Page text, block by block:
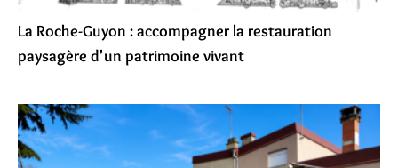
La Roche-Guyon : accompagner la restauration
paysagère d'un patrimoine vivant